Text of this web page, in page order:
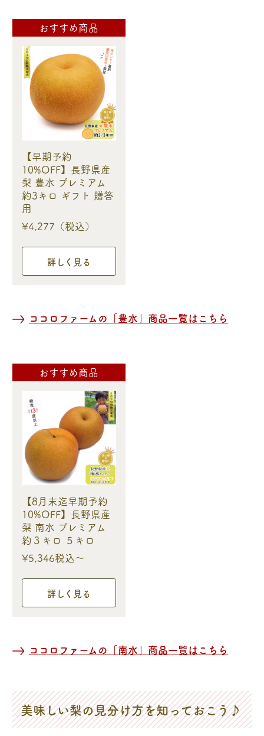
おすすめ商品
【早期予約
10%OFF】長野県産
梨 豊水 プレミアム
約3キロ ギフト 贈答
用
¥4,277（税込）
詳しく見る
ココロファームの「豊水」商品一覧はこちら
おすすめ商品
【8月末迄早期予約
10%OFF】長野県産
梨 南水 プレミアム
約３キロ ５キロ
¥5,346税込〜
詳しく見る
ココロファームの「南水」商品一覧はこちら
美味しい梨の見分け方を知っておこう♪